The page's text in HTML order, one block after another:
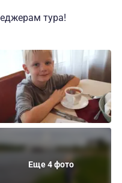
тура!
Еще 4 фото